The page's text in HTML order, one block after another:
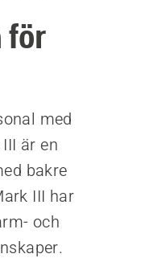
för
med
är en
bakre
III har
och